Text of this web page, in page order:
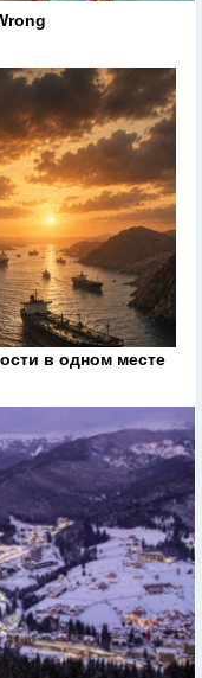
в одном месте